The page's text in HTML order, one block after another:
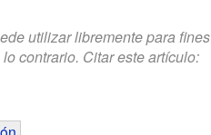
utilizar libremente para fines
contrario. Citar este artículo: